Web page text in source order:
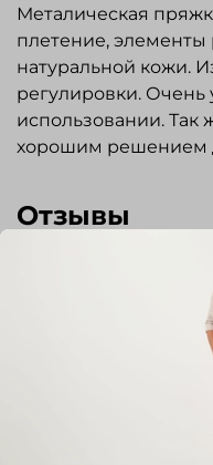
Металическая
плетение,
натуральной кожи.
регулировки.
использовании. Так
хорошим решением
Отзывы
Отзывов еще никто